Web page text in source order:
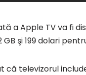
a Apple TV va fi
şi 199 dolari
că televizorul